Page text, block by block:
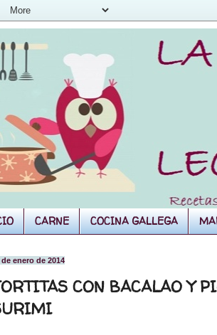
CARNE COCINA GALLEGA
de enero de 2014
CON BACALAO Y